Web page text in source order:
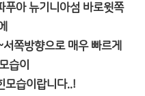
아 뉴기니아섬 바로윗쪽
쪽방향으로 매우 빠르게
습이
모습이랍니다..!